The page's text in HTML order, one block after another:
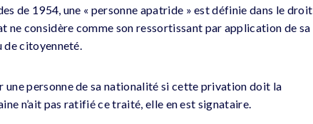
de 1954, une « personne apatride » est définie dans le droit
ne considère comme son ressortissant par application de sa
de citoyenneté.
une personne de sa nationalité si cette privation doit la
n’ait pas ratifié ce traité, elle en est signataire.